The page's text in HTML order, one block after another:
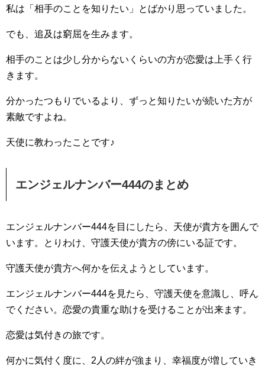
私は「相手のことを知りたい」とばかり思っていました。
でも、追及は窮屈を生みます。
相手のことは少し分からないくらいの方が恋愛は上手く行
きます。
分かったつもりでいるより、ずっと知りたいが続いた方が
素敵ですよね。
天使に教わったことです♪
エンジェルナンバー444のまとめ
エンジェルナンバー444を目にしたら、天使が貴方を囲んで
います。とりわけ、守護天使が貴方の傍にいる証です。
守護天使が貴方へ何かを伝えようとしています。
エンジェルナンバー444を見たら、守護天使を意識し、呼ん
でください。恋愛の貴重な助けを受けることが出来ます。
恋愛は気付きの旅です。
何かに気付く度に、2人の絆が強まり、幸福度が増していき